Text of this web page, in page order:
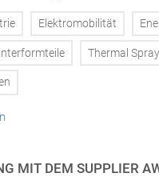
Elektromobilität
Thermal
MIT DEM SUPPLIER